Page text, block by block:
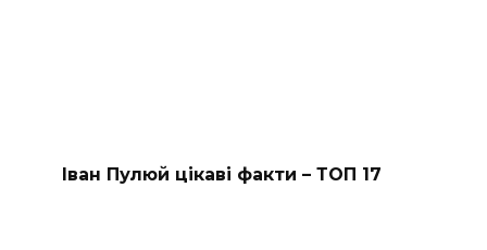
Іван Пулюй цікаві факти – ТОП 17